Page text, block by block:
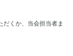
くか、当会担当者ま